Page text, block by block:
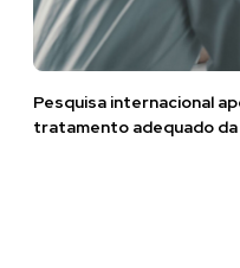
Pesquisa internacional
tratamento adequado da